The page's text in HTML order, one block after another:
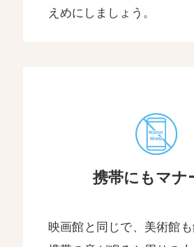
えめにしましょう。
携帯にもマナ
映画館と同じで、美術館